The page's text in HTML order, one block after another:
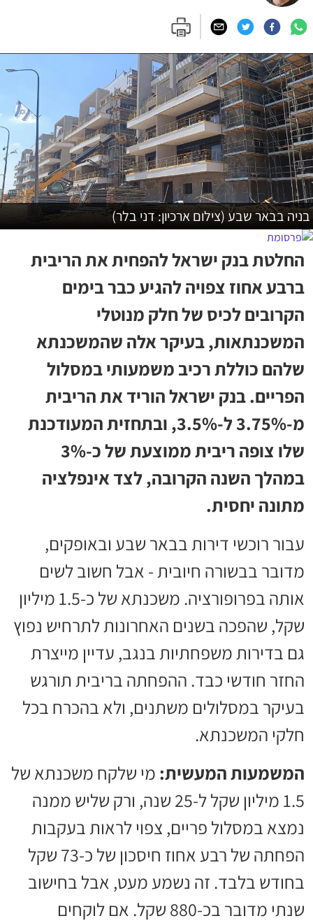
בניה בבאר שבע (צילום ארכיון: דני בלר)
החלטת בנק ישראל להפחית את הריבית
ברבע אחוז צפויה להגיע כבר בימים
הקרובים לכיס של חלק מנוטלי
המשכנתאות, בעיקר אלה שהמשכנתא
שלהם כוללת רכיב משמעותי במסלול
הפריים. בנק ישראל הוריד את הריבית
מ-3.75% ל-3.5%, ובתחזית המעודכנת
שלו צופה ריבית ממוצעת של כ-3%
במהלך השנה הקרובה, לצד אינפלציה
מתונה יחסית.
עבור רוכשי דירות בבאר שבע ובאופקים,
מדובר בבשורה חיובית - אבל חשוב לשים
אותה בפרופורציה. משכנתא של כ-1.5 מיליון
שקל, שהפכה בשנים האחרונות לתרחיש נפוץ
גם בדירות משפחתיות בנגב, עדיין מייצרת
החזר חודשי כבד. ההפחתה בריבית תורגש
בעיקר במסלולים משתנים, ולא בהכרח בכל
חלקי המשכנתא.
המשמעות המעשית: מי שלקח משכנתא של
1.5 מיליון שקל ל-25 שנה, ורק שליש ממנה
נמצא במסלול פריים, צפוי לראות בעקבות
הפחתה של רבע אחוז חיסכון של כ-73 שקל
בחודש בלבד. זה נשמע מעט, אבל בחישוב
שנתי מדובר בכ-880 שקל. אם לוקחים